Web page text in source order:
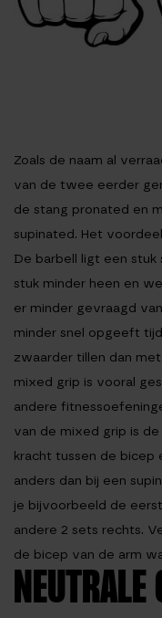
Zoals de naam al
van de twee eerder
de stang pronated en
supinated. Het
De barbell ligt een stuk
stuk minder heen en
er minder gevraagd
minder snel opgeeft
zwaarder tillen dan
mixed grip is vooral
andere
van de mixed grip is
kracht tussen de bicep
anders dan bij een
je bijvoorbeeld de
andere 2 sets rechts.
de bicep van de arm
NEUTRALE